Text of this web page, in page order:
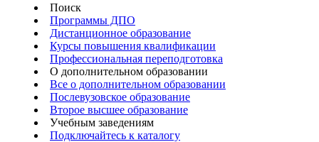
Поиск
Программы ДПО
Дистанционное образование
Курсы повышения квалификации
Профессиональная переподготовка
О дополнительном образовании
Все о дополнительном образовании
Послевузовское образование
Второе высшее образование
Учебным заведениям
Подключайтесь к каталогу